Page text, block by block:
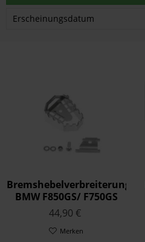
Bremshebelverbreiterung
BMW F850GS/ F750GS
44,90 €
Merken